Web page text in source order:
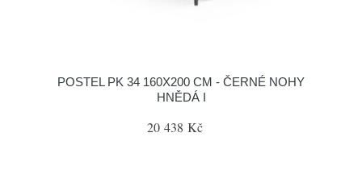
POSTEL PK 34 160X200 CM - ČERNÉ NOHY
HNĚDÁ I
20 438 Kč